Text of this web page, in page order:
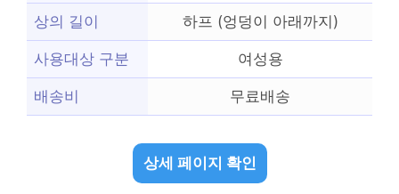
상의 길이 하프 (엉덩이 아래까지)
사용대상 구분 여성용
배송비 무료배송
상세 페이지 확인